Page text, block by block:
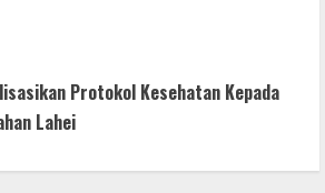
er
Protokol Kesehatan Kepada
Lahei